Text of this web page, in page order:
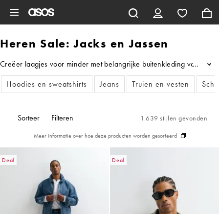
Heren Sale: Jacks en Jassen
Creëer laagjes voor minder met belangrijke buitenkleding van
...
Hoodies en sweatshirts
Jeans Truien en vesten
Sorteer Filteren 1.639 stijlen gevonden
Meer informatie over hoe deze producten worden gesorteerd
Deal Deal